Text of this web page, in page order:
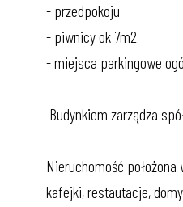
- przedpokoju
- piwnicy ok 7m2
- miejsca parkingowe
Budynkiem zarządza
Nieruchomość
kafejki, restautacje,